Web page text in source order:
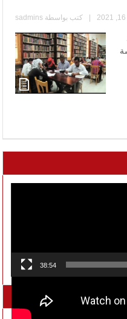
كتب بواسطة sadmins |
38:54